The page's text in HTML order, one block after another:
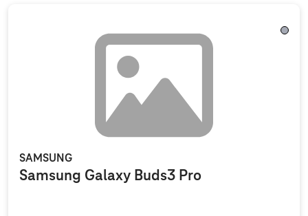
Silber
SAMSUNG
Samsung Galaxy Buds3 Pro